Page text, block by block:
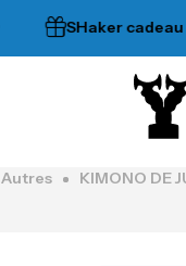
SHaker cadeau
Autres KIMONO DE